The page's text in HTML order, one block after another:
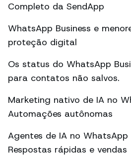
Completo da SendApp
WhatsApp Business e
proteção digital
Os status do WhatsApp
para contatos não salvos.
Marketing nativo de IA no
Automações autônomas
Agentes de IA no WhatsApp
Respostas rápidas e vendas